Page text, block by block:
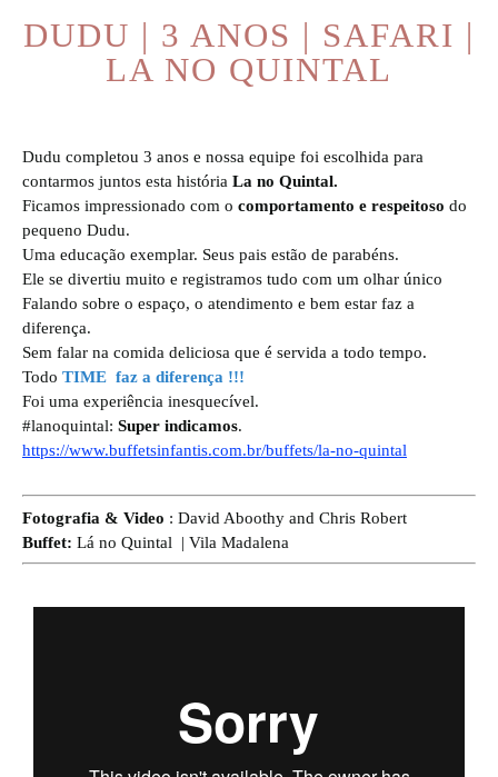
DUDU | 3 ANOS | SAFARI |
LA NO QUINTAL
Dudu completou 3 anos e nossa equipe foi escolhida para
contarmos juntos esta história La no Quintal.
Ficamos impressionado com o comportamento e respeitoso do
pequeno Dudu.
Uma educação exemplar. Seus pais estão de parabéns.
Ele se divertiu muito e registramos tudo com um olhar único
Falando sobre o espaço, o atendimento e bem estar faz a
diferença.
Sem falar na comida deliciosa que é servida a todo tempo.
Todo TIME faz a diferença !!!
Foi uma experiência inesquecível.
#lanoquintal: Super indicamos.
https://www.buffetsinfantis.com.br/buffets/la-no-quintal
Fotografia & Video : David Aboothy and Chris Robert
Buffet: Lá no Quintal | Vila Madalena